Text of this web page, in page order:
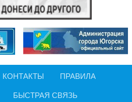
КОНТАКТЫ ПРАВИЛА
БЫСТРАЯ СВЯЗЬ